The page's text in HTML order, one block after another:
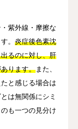
紫外線・摩擦な
。 炎症後色素沈
るのに対し、肝
ります。また、
と感じる場合は
は無関係にシミ
も一つの見分け